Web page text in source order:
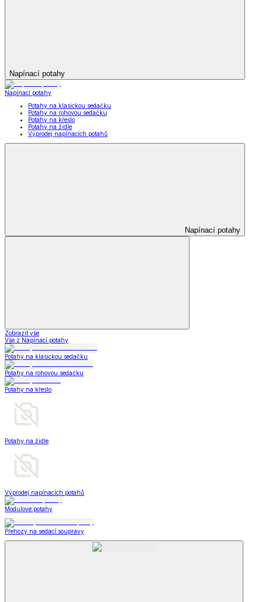
Napínací potahy
Napínací potahy
Potahy na klasickou sedačku
Potahy na rohovou sedačku
Potahy na křeslo
Potahy na židle
Výprodej napínacích potahů
Napínací potahy
Zobrazit vše
Vše z Napínací potahy
Potahy na klasickou sedačku
Potahy na rohovou sedačku
Potahy na křeslo
Potahy na židle
Výprodej napínacích potahů
Modulové potahy
Přehozy na sedací soupravy